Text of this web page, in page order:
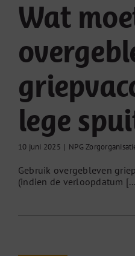
Wat
lege
10 juni 2025 | NPG
Gebruik overgebleven
(indien de verloopdatum